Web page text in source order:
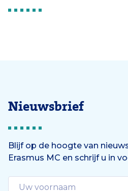
Nieuwsbrief
Blijf op de hoogte van
Erasmus MC en schrijf u in